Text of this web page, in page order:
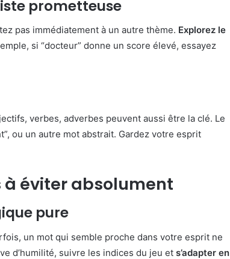
prometteuse
pas immédiatement à un autre thème. Explorez le
si “docteur” donne un score élevé, essayez
verbes, adverbes peuvent aussi être la clé. Le
ou un autre mot abstrait. Gardez votre esprit
à éviter absolument
pure
un mot qui semble proche dans votre esprit ne
d’humilité, suivre les indices du jeu et s’adapter en